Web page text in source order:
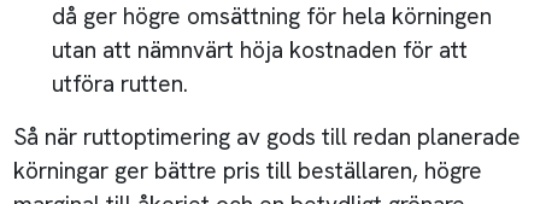
då ger högre omsättning för hela körningen
utan att nämnvärt höja kostnaden för att
utföra rutten.
Så när ruttoptimering av gods till redan planerade
körningar ger bättre pris till beställaren, högre